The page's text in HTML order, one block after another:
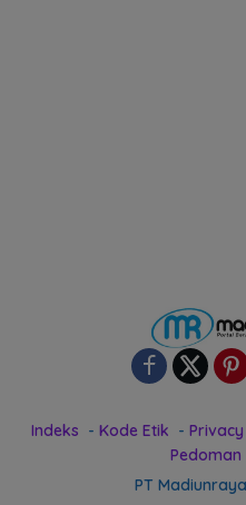
Indeks Kode Etik
Pedoman
PT